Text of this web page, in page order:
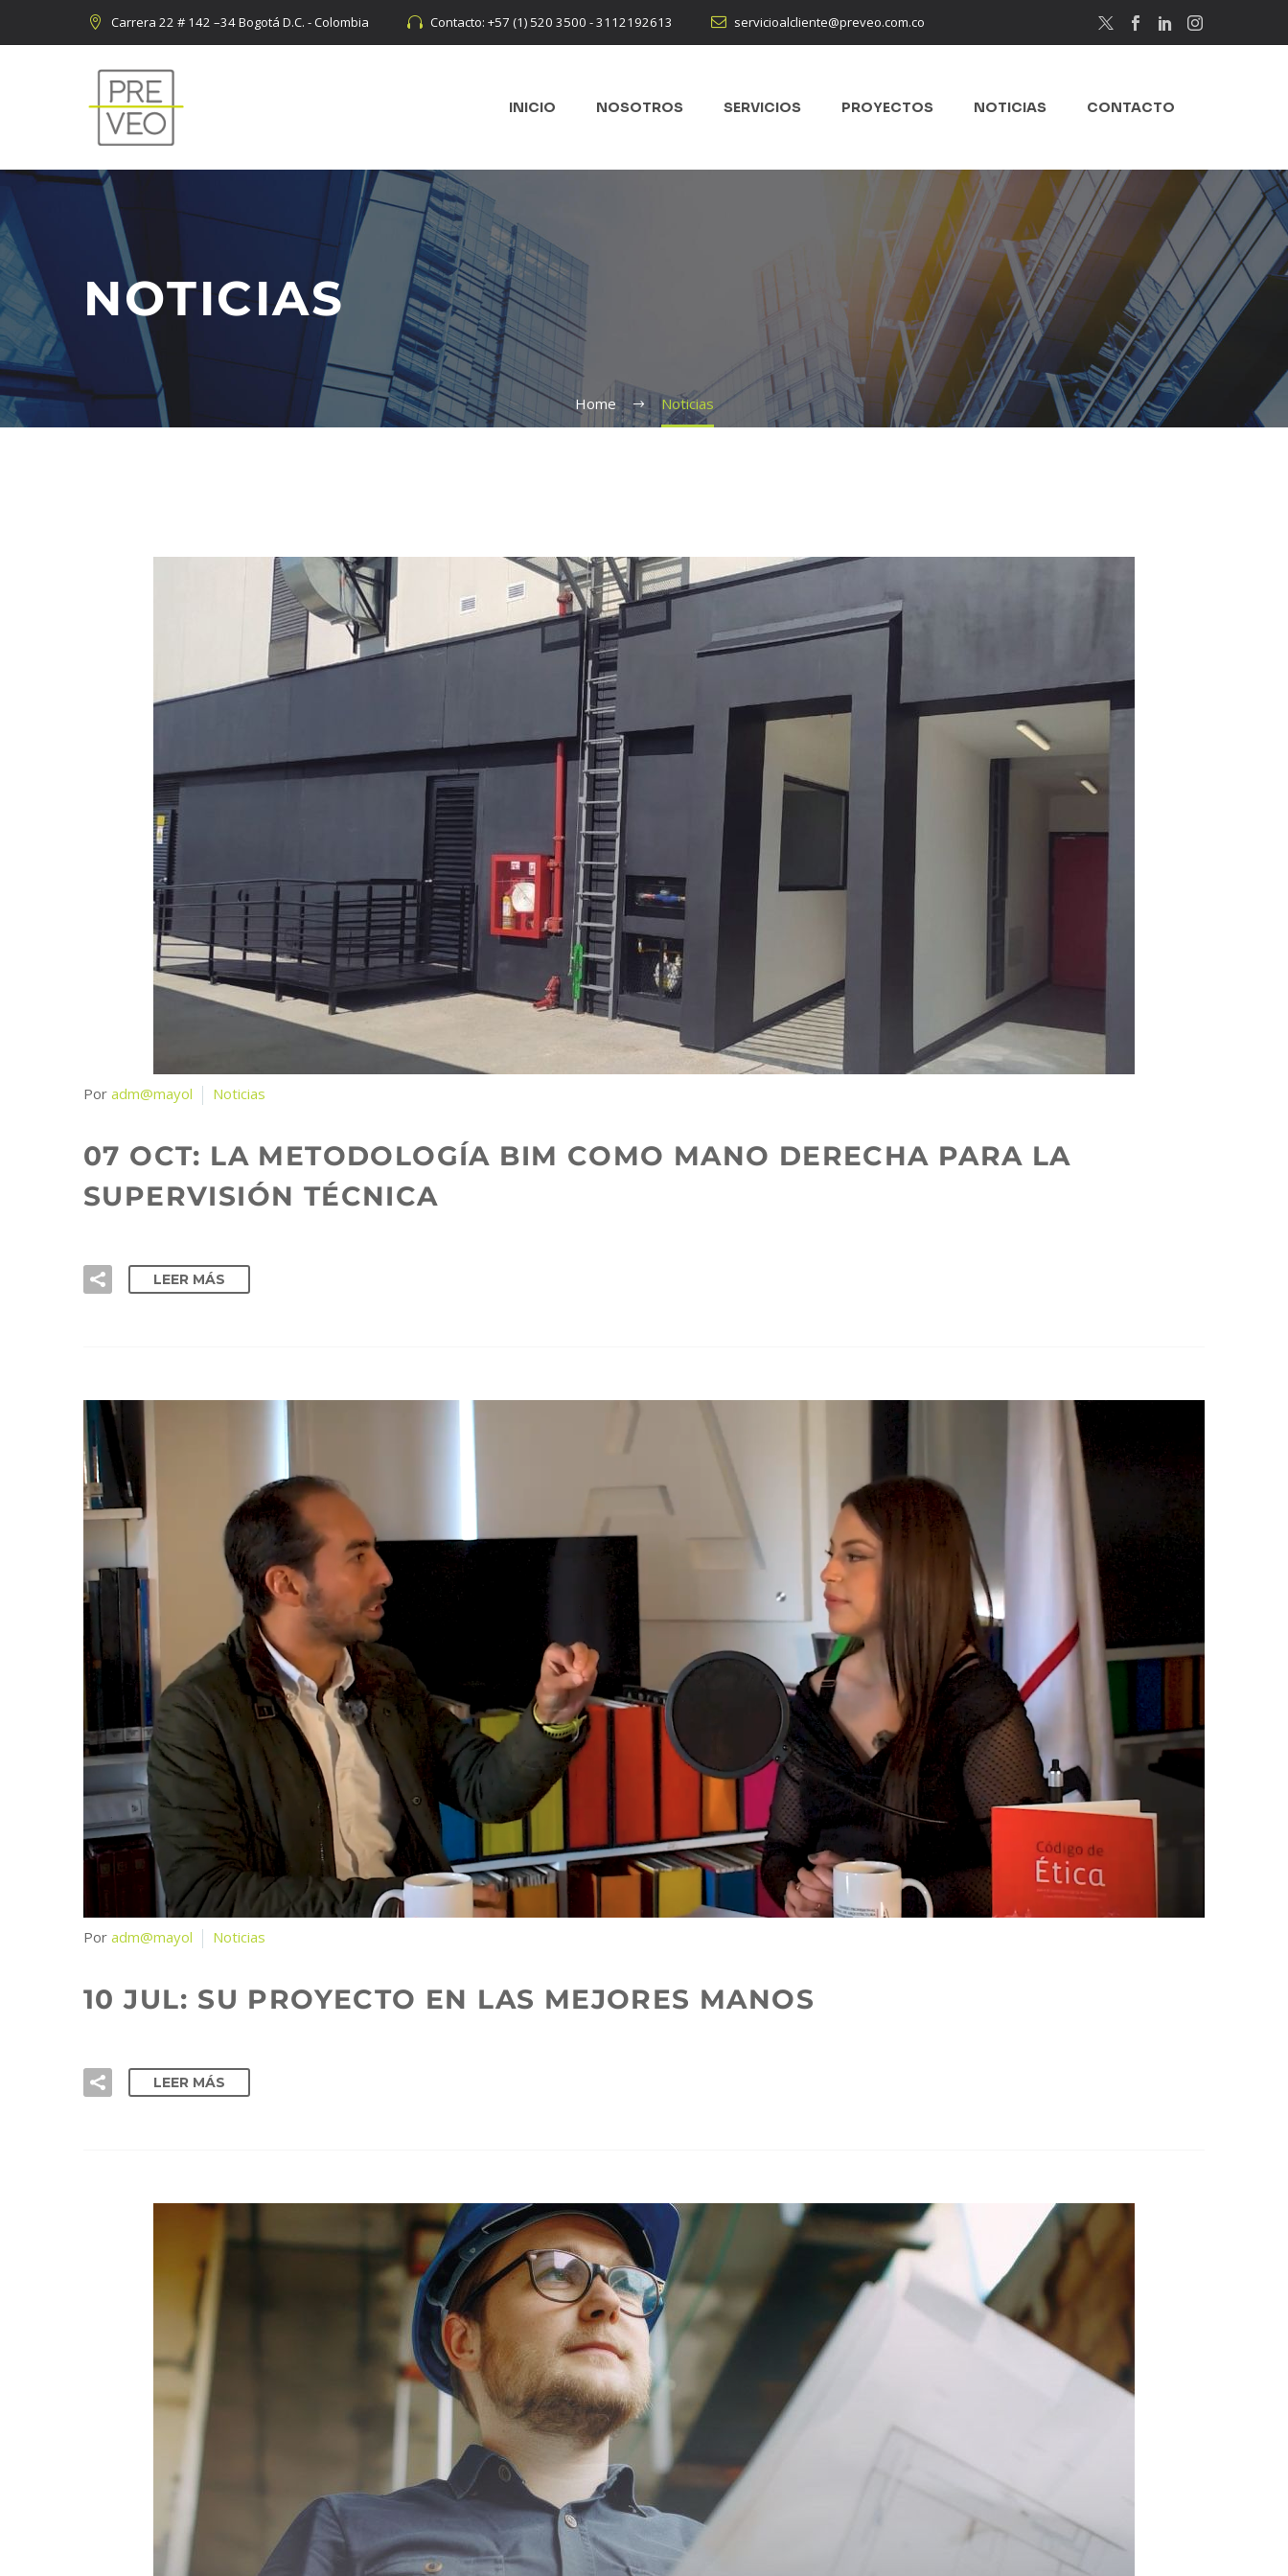

 Carrera 22 # 142 –34 Bogotá D.C. - Colombia 
 Contacto: +57 (1) 520 3500 - 3112192613 
 servicioalcliente@preveo.com.co
INICIO NOSOTROS SERVICIOS PROYECTOS NOTICIAS CONTACTO
NOTICIAS
Home Noticias
Por adm@mayol Noticias
07 OCT: LA METODOLOGÍA BIM COMO MANO DERECHA PARA LA
SUPERVISIÓN TÉCNICA
LEER MÁS
Por adm@mayol Noticias
10 JUL: SU PROYECTO EN LAS MEJORES MANOS
LEER MÁS